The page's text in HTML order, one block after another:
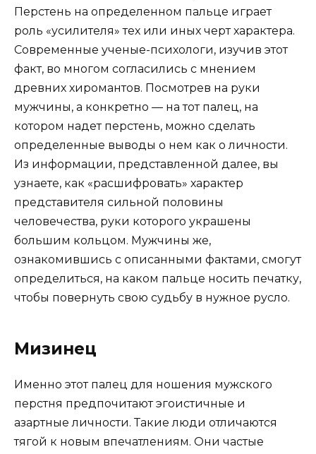
Перстень на определенном пальце играет
роль «усилителя» тех или иных черт характера.
Современные ученые-психологи, изучив этот
факт, во многом согласились с мнением
древних хиромантов. Посмотрев на руки
мужчины, а конкретно — на тот палец, на
котором надет перстень, можно сделать
определенные выводы о нем как о личности.
Из информации, представленной далее, вы
узнаете, как «расшифровать» характер
представителя сильной половины
человечества, руки которого украшены
большим кольцом. Мужчины же,
ознакомившись с описанными фактами, смогут
определиться, на каком пальце носить печатку,
чтобы повернуть свою судьбу в нужное русло.
Мизинец
Именно этот палец для ношения мужского
перстня предпочитают эгоистичные и
азартные личности. Такие люди отличаются
тягой к новым впечатлениям. Они частые